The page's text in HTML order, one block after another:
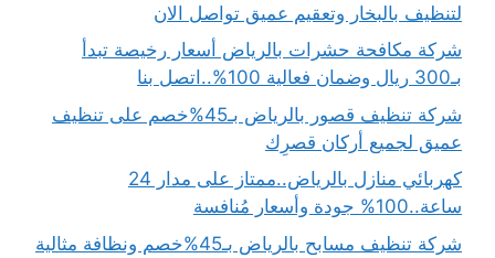
لتنظيف بالبخار وتعقيم عميق تواصل الان
شركة مكافحة حشرات بالرياض أسعار رخيصة تبدأ
بـ300 ريال وضمان فعالية 100%..اتصل بنا
شركة تنظيف قصور بالرياض بـ45%خصم على تنظيف
عميق لجميع أركان قصرِك
كهربائي منازل بالرياض..ممتاز على مدار 24
ساعة..100% جودة وأسعار مُنافسة
شركة تنظيف مسابح بالرياض بـ45%خصم ونظافة مثالية